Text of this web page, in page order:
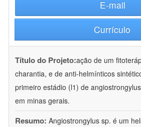
E-mail
Currículo
Título do Projeto:ação de um
charantia, e de anti-helmínticos
primeiro estádio (l1) de
em minas gerais.
Resumo: Angiostrongylus sp. é um